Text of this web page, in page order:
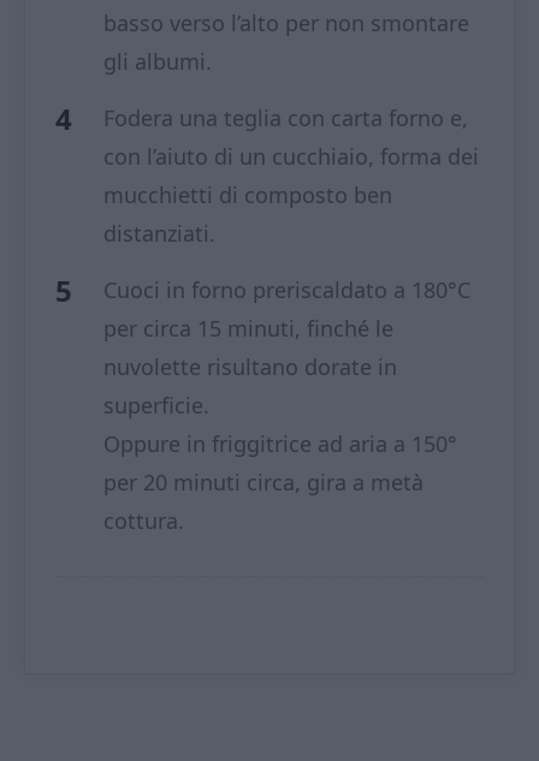
basso verso l’alto per non smontare
gli albumi.
Fodera una teglia con carta forno e,
con l’aiuto di un cucchiaio, forma dei
mucchietti di composto ben
distanziati.
Cuoci in forno preriscaldato a 180°C
per circa 15 minuti, finché le
nuvolette risultano dorate in
superficie.
Oppure in friggitrice ad aria a 150°
per 20 minuti circa, gira a metà
cottura.